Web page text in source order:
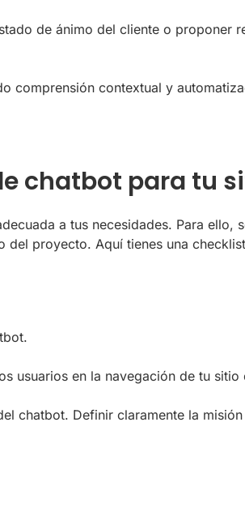
de ánimo del cliente o proponer
comprensión contextual y
chatbot para tu
a tus necesidades. Para
proyecto. Aquí tienes una
usuarios en la navegación de tu
chatbot. Definir claramente la